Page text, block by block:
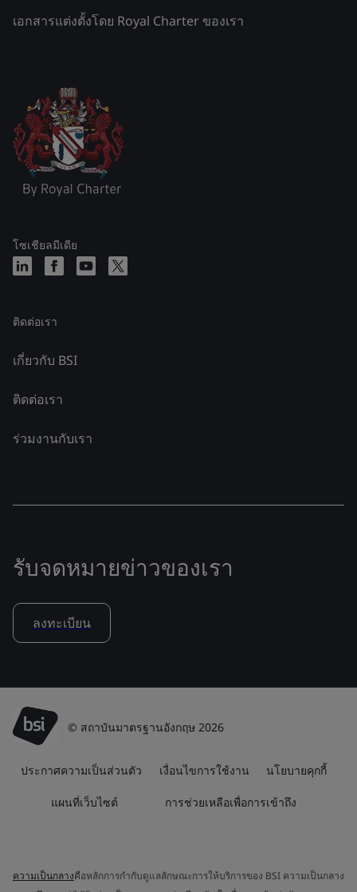
เอกสารแต่งตั้งโดย Royal Charter ของเรา
โซเชียลมีเดีย
ติดต่อเรา
เกี่ยวกับ BSI
ติดต่อเรา
ร่วมงานกับเรา
รับจดหมายข่าวของเรา
ลงทะเบียน
© สถาบันมาตรฐานอังกฤษ 2026
ประกาศความเป็นส่วนตัว เงื่อนไขการใช้งาน นโยบายคุกกี้
แผนที่เว็บไซต์ การช่วยเหลือเพื่อการเข้าถึง
ความเป็นกลางคือหลักการกำกับดูแลลักษณะการให้บริการของ BSI ความเป็นกลาง